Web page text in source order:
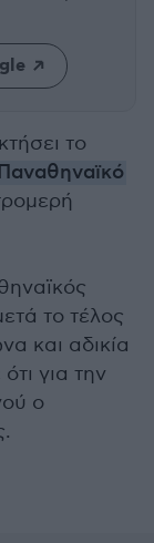
το
το τέλος
και αδικία
για την
ο